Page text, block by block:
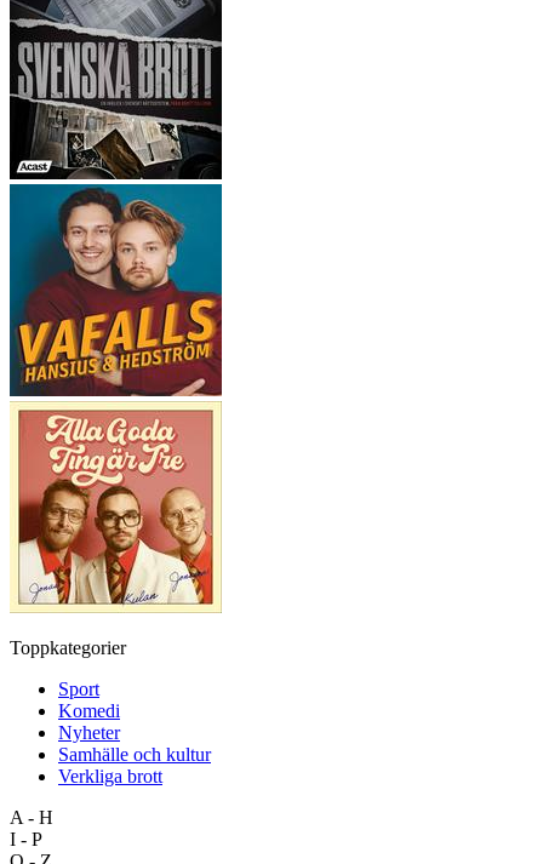
Toppkategorier
Sport
Komedi
Nyheter
Samhälle och kultur
Verkliga brott
A - H
I - P